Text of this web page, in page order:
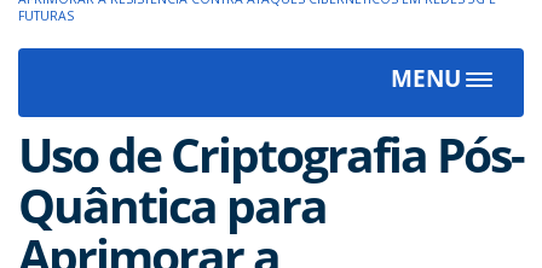
FUTURAS
MENU
Toggle
Uso de Criptografia Pós-
Quântica para
Aprimorar a